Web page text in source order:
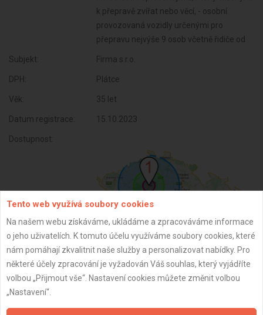
k přepravě zvířat nebo věcí, - osobní
provozovaná vozidly určenými pro
přepravu nejvýše 9 osob včetně řidiče od
Subjekt: Firma s.r.o.
DPH: Plátce
Věk: 35 let
Datum registrace: 15.10.2023
Dostupnost:
ZPĚT
Tento web využívá soubory cookies
Na našem webu získáváme, ukládáme a zpracováváme informace
o jeho uživatelích. K tomuto účelu využíváme soubory cookies, které
nám pomáhají zkvalitnit naše služby a personalizovat nabídky. Pro
některé účely zpracování je vyžadován Váš souhlas, který vyjádříte
volbou „Přijmout vše“. Nastavení cookies můžete změnit volbou
„Nastavení“.